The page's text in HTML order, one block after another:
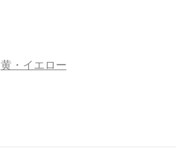
黄・イエロー